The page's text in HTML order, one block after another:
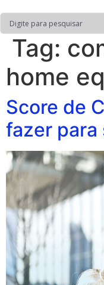
Tag:
home
Score de
fazer para